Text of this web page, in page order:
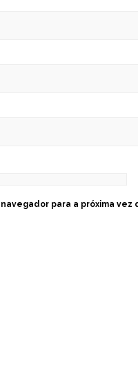
para a próxima vez